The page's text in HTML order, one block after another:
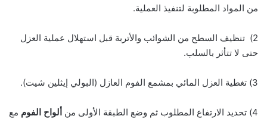
من المواد المطلوبة لتنفيذ العملية.
2) تنظيف السطح من الشوائب والأتربة قبل استهلال عملية العزل
حتى لا تتأثر بالسلب.
3) تغطية العزل المائي بمشمع الفوم العازل (البولي إيثلين شيت).
4) تحديد الارتفاع المطلوب ثم وضع الطبقة الأولى من ألواح الفوم مع